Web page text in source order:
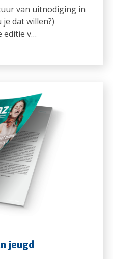
van uitnodiging in
je dat willen?)
editie v…
jeugd